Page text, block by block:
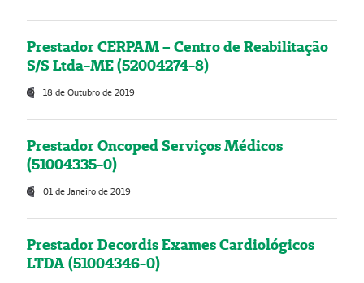
Prestador CERPAM – Centro de Reabilitação
S/S Ltda-ME (52004274-8)
18 de Outubro de 2019
Prestador Oncoped Serviços Médicos
(51004335-0)
01 de Janeiro de 2019
Prestador Decordis Exames Cardiológicos
LTDA (51004346-0)